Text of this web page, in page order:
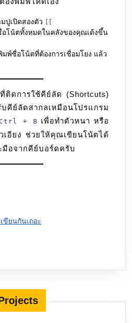
ปูเปิดสองตัว
อโน้ตทั้งหมดในคลังของคุณเด้งขึ้น
พ์ชื่อโน้ตที่ต้องการเชื่อมโยง แล้ว
ติดการใช้คีย์ลัด (Shortcuts)
บคีย์ลัดสากลเหมือนโปรแกรม
Ctrl + B เพื่อทำตัวหนา หรือ
เอียง ช่วยให้คุณเขียนโน้ตได้
มือจากคีย์บอร์ดครับ
ขียนกันเถอะ